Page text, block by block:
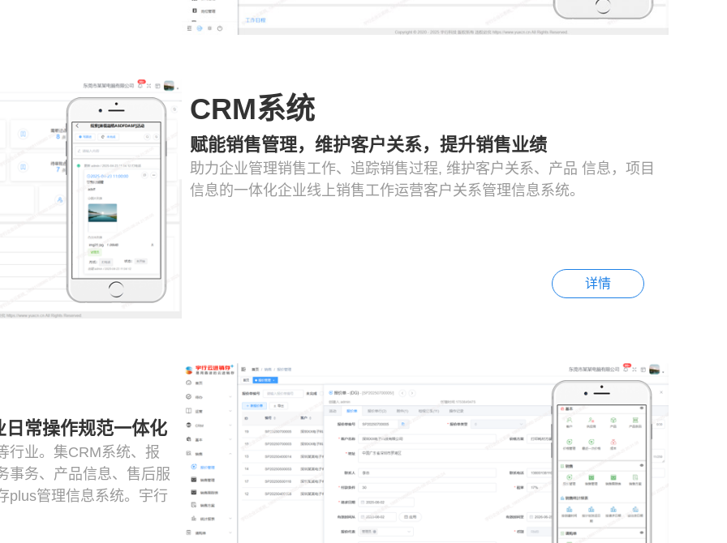
CRM系统
赋能销售管理，维护客户关系，提升销售业绩
助力企业管理销售工作、追踪销售过程, 维护客户关系、产品 信息，项目
信息的一体化企业线上销售工作运营客户关系管理信息系统。
详情
常操作规范一体化
行业。集CRM系统、报
事务、产品信息、售后服
plus管理信息系统。宇行